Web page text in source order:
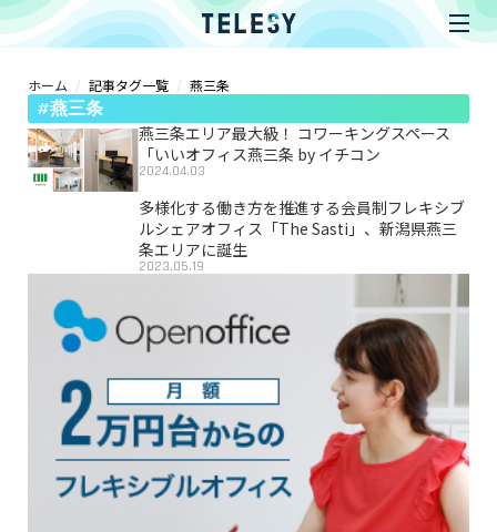
コラム
ZOOM背景
ホーム 記事タグ一覧 燕三条
#燕三条
燕三条エリア最大級！ コワーキングスペース
「いいオフィス燕三条 by イチコン
2024.04.03
多様化する働き方を推進する会員制フレキシブ
ルシェアオフィス「The Sasti」、新潟県燕三
条エリアに誕生
2023.05.19